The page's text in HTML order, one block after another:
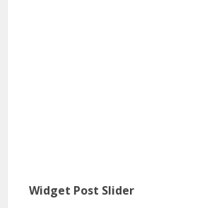
Widget Post Slider